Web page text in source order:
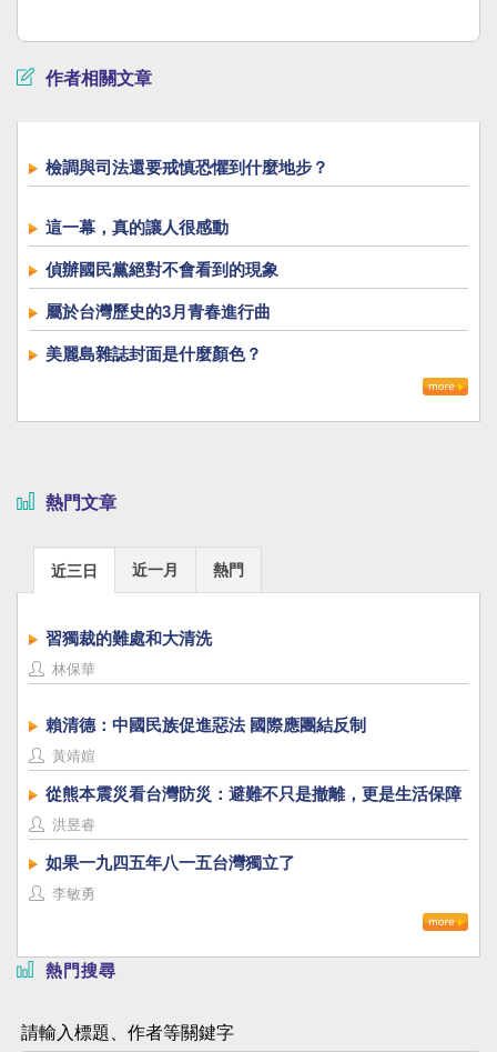
作者相關文章
檢調與司法還要戒慎恐懼到什麼地步？
這一幕，真的讓人很感動
偵辦國民黨絕對不會看到的現象
屬於台灣歷史的3月青春進行曲
美麗島雜誌封面是什麼顏色？
熱門文章
近三日 近一月 熱門
習獨裁的難處和大清洗
林保華
賴清德：中國民族促進惡法 國際應團結反制
黃靖媗
從熊本震災看台灣防災：避難不只是撤離，更是生活保障
洪昱睿
如果一九四五年八一五台灣獨立了
李敏勇
熱門搜尋
請輸入標題、作者等關鍵字